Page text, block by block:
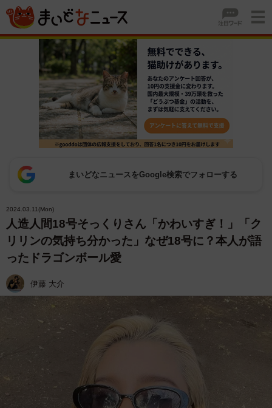
まいどなニュースをGoogle検索でフォローする
2024.03.11(Mon)
人造人間18号そっくりさん「かわいすぎ！」「ク
リリンの気持ち分かった」なぜ18号に？本人が語
ったドラゴンボール愛
伊藤 大介